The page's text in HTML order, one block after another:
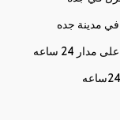
في مدينة جده
24 ساعه